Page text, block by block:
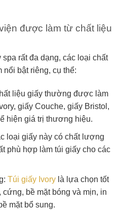
được làm từ chất liệu
rất đa dạng, các loại chất
nổi bật riêng, cụ thể:
liệu giấy thường được làm
giấy Couche, giấy Bristol,
hiện giá trị thương hiệu.
loại giấy này có chất lượng
phù hợp làm túi giấy cho các
Túi giấy Ivorylà lựa chọn tốt
cứng, bề mặt bóng và mịn, in
mặt bổ sung.